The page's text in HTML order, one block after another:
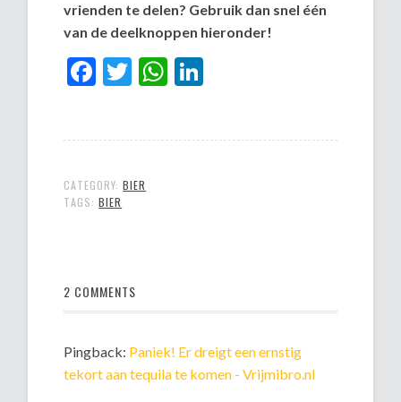
vrienden te delen? Gebruik dan snel één
van de deelknoppen hieronder!
Facebook
TwitterWhatsApp
CATEGORY:BIER
TAGS:BIER
2 COMMENTS
Pingback: Paniek! Er dreigt een ernstig
tekort aan tequila te komen - Vrijmibro.nl